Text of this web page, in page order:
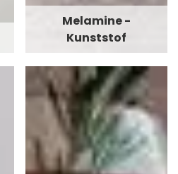
Melamine -
Kunststof